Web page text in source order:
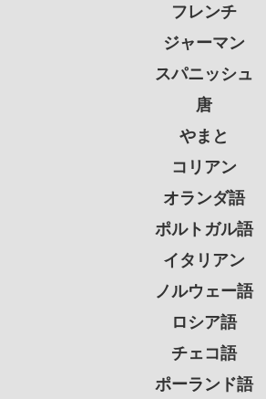
フレンチ
ジャーマン
スパニッシュ
唐
やまと
コリアン
オランダ語
ポルトガル語
イタリアン
ノルウェー語
ロシア語
チェコ語
ポーランド語